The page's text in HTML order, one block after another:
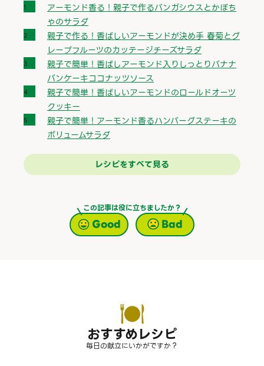
アーモンド香る！親子で作るパンガシウスとかぼち
ゃのサラダ
親子で作る！香ばしいアーモンドが決め手 春菊とグ
レープフルーツのカッテージチーズサラダ
親子で簡単！香ばしアーモンド入りしっとりバナナ
パンケーキココナッツソース
親子で簡単！香ばしいアーモンドのロールドオーツ
クッキー
親子で簡単！アーモンド香るハンバーグステーキの
ボリュームサラダ
レシピをすべて見る
この記事は役に立ちましたか？
Good Bad
おすすめレシピ
毎日の献立にいかがですか？